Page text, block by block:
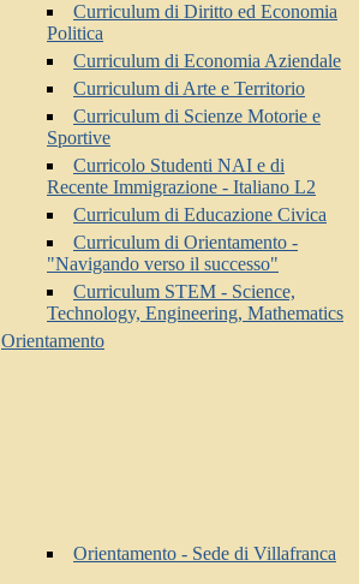
Curriculum di Diritto ed Economia
Politica
Curriculum di Economia Aziendale
Curriculum di Arte e Territorio
Curriculum di Scienze Motorie e
Sportive
Curricolo Studenti NAI e di
Recente Immigrazione - Italiano L2
Curriculum di Educazione Civica
Curriculum di Orientamento -
"Navigando verso il successo"
Curriculum STEM - Science,
Technology, Engineering, Mathematics
Orientamento
Orientamento - Sede di Villafranca